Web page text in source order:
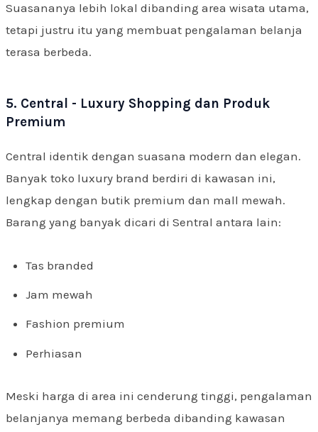
Suasananya lebih lokal dibanding area wisata utama,
tetapi justru itu yang membuat pengalaman belanja
terasa berbeda.
5. Central - Luxury Shopping dan Produk
Premium
Central identik dengan suasana modern dan elegan.
Banyak toko luxury brand berdiri di kawasan ini,
lengkap dengan butik premium dan mall mewah.
Barang yang banyak dicari di Sentral antara lain:
Tas branded
Jam mewah
Fashion premium
Perhiasan
Meski harga di area ini cenderung tinggi, pengalaman
belanjanya memang berbeda dibanding kawasan